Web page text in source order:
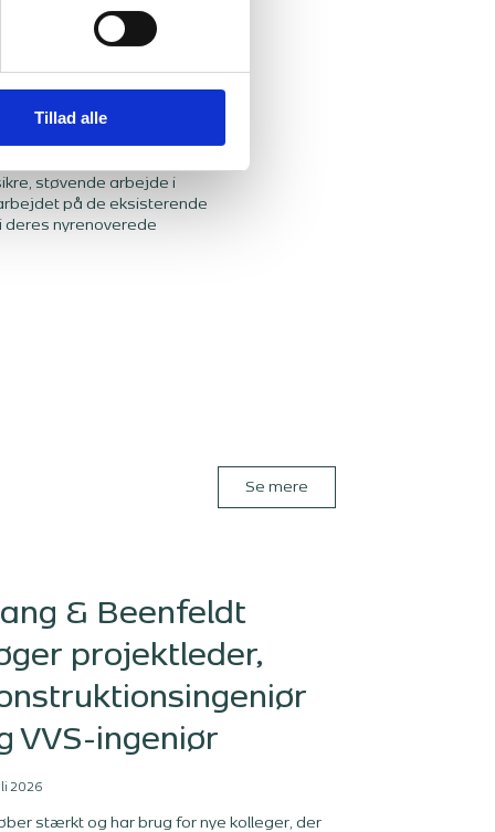
Tillad alle
støvende arbejde i
på de eksisterende
deres nyrenoverede
Se mere
& Beenfeldt
projektleder,
VVS-ingeniør
2026
stærkt og har brug for nye kolleger, der